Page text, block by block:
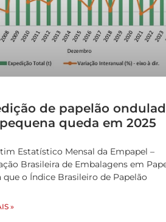
de papelão
queda em 2025
Estatístico Mensal da Empapel –
Brasileira de Embalagens em
que o Índice Brasileiro de Papelão
»